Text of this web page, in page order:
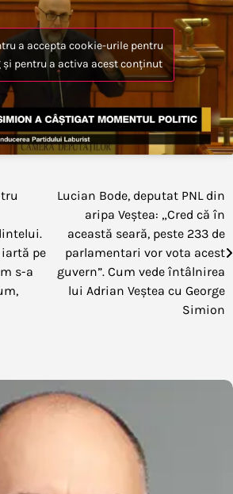
a accepta cookie-urile pentru
pentru a activa acest conținut
pe
s-a
Lucian Bode, deputat PNL din
aripa Veștea: „Cred că în
această seară, peste 233 de
parlamentari vor vota acest
guvern”. Cum vede întâlnirea
lui Adrian Veștea cu George
Simion